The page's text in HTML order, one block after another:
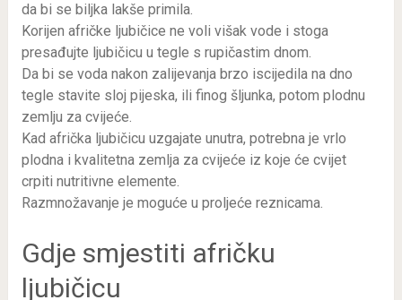
da bi se biljka lakše primila.
Korijen afričke ljubičice ne voli višak vode i stoga
presađujte ljubičicu u tegle s rupičastim dnom.
Da bi se voda nakon zalijevanja brzo iscijedila na dno
tegle stavite sloj pijeska, ili finog šljunka, potom plodnu
zemlju za cvijeće.
Kad afrička ljubičicu uzgajate unutra, potrebna je vrlo
plodna i kvalitetna zemlja za cvijeće iz koje će cvijet
crpiti nutritivne elemente.
Razmnožavanje je moguće u proljeće reznicama.
Gdje smjestiti afričku
ljubičicu